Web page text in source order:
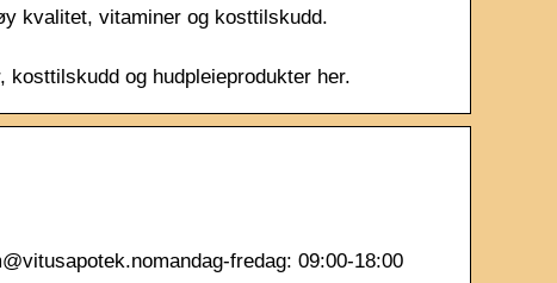
kvalitet, vitaminer og kosttilskudd.
og hudpleieprodukter her.
fredag: 09:00-18:00